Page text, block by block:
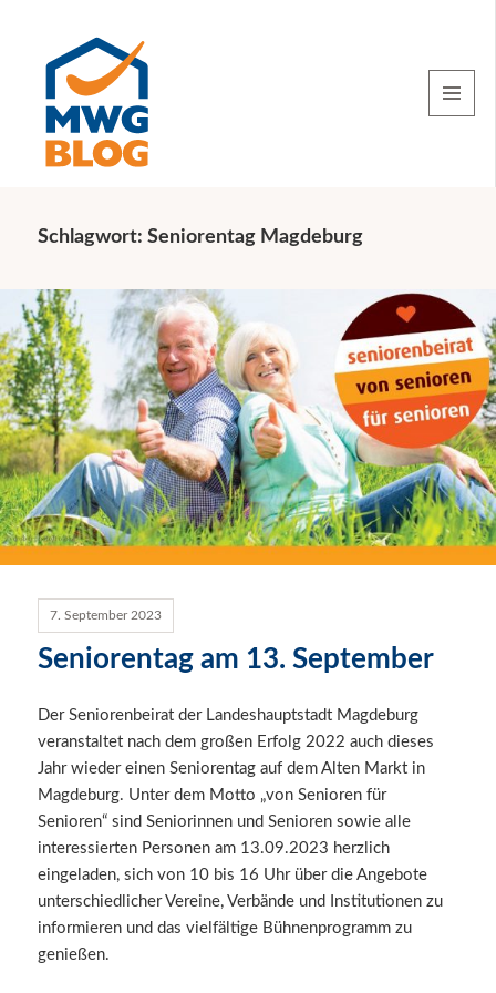
Schlagwort:Seniorentag Magdeburg
7. September 2023
Seniorentag am 13. September
Der Seniorenbeirat der Landeshauptstadt Magdeburg
veranstaltet nach dem großen Erfolg 2022 auch dieses
Jahr wieder einen Seniorentag auf dem Alten Markt in
Magdeburg. Unter dem Motto „von Senioren für
Senioren“ sind Seniorinnen und Senioren sowie alle
interessierten Personen am 13.09.2023 herzlich
eingeladen, sich von 10 bis 16 Uhr über die Angebote
unterschiedlicher Vereine, Verbände und Institutionen zu
informieren und das vielfältige Bühnenprogramm zu
genießen.